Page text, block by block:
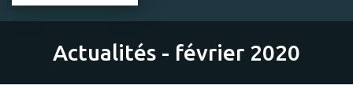
Actualités - février 2020